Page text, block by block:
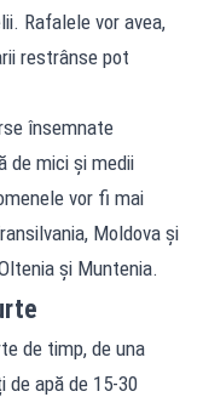
Rafalele vor avea,
restrânse pot
însemnate
de mici și medii
vor fi mai
Moldova și
și Muntenia.
de timp, de una
apă de 15-30